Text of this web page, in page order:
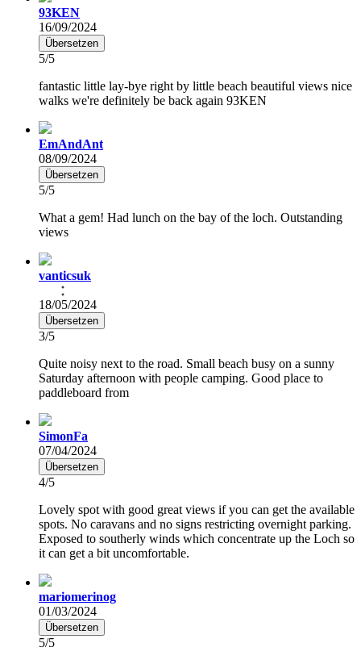
93KEN
16/09/2024
Übersetzen
5/5
fantastic little lay-bye right by little beach beautiful views nice
walks we're definitely be back again 93KEN
EmAndAnt
08/09/2024
Übersetzen
5/5
What a gem! Had lunch on the bay of the loch. Outstanding
views
vanticsuk
18/05/2024
Übersetzen
3/5
Quite noisy next to the road. Small beach busy on a sunny
Saturday afternoon with people camping. Good place to
paddleboard from
SimonFa
07/04/2024
Übersetzen
4/5
Lovely spot with good great views if you can get the available
spots. No caravans and no signs restricting overnight parking.
Exposed to southerly winds which concentrate up the Loch so
it can get a bit uncomfortable.
mariomerinog
01/03/2024
Übersetzen
5/5